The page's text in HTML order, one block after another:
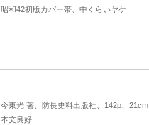
昭和42初版カバー帯、中くらいヤケ
今東光 著、防長史料出版社、142p、21cm
本文良好